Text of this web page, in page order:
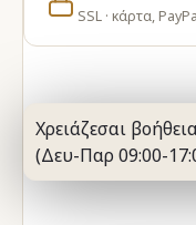
SSL · κάρτα,
Χρειάζεσαι
(Δευ-Παρ 09:00-